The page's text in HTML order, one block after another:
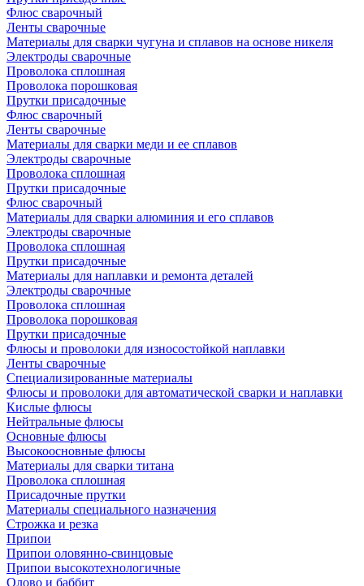
Флюс сварочный
Ленты сварочные
Материалы для сварки чугуна и сплавов на основе никеля
Электроды сварочные
Проволока сплошная
Проволока порошковая
Прутки присадочные
Флюс сварочный
Ленты сварочные
Материалы для сварки меди и ее сплавов
Электроды сварочные
Проволока сплошная
Прутки присадочные
Флюс сварочный
Материалы для сварки алюминия и его сплавов
Электроды сварочные
Проволока сплошная
Прутки присадочные
Материалы для наплавки и ремонта деталей
Электроды сварочные
Проволока сплошная
Проволока порошковая
Прутки присадочные
Флюсы и проволоки для износостойкой наплавки
Ленты сварочные
Специализированные материалы
Флюсы и проволоки для автоматической сварки и наплавки
Кислые флюсы
Нейтральные флюсы
Основные флюсы
Высокоосновные флюсы
Материалы для сварки титана
Проволока сплошная
Присадочные прутки
Материалы специального назначения
Строжка и резка
Припои
Припои оловянно-свинцовые
Припои высокотехнологичные
Олово и баббит